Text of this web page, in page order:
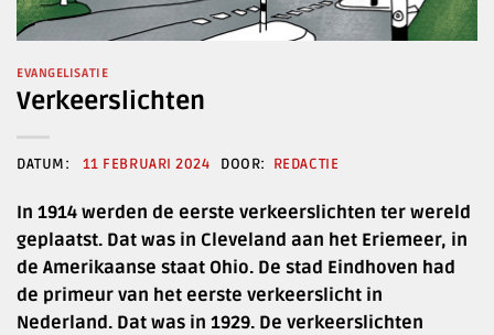
EVANGELISATIE
Verkeerslichten
11 FEBRUARI 2024 REDACTIE
In 1914 werden de eerste verkeerslichten ter wereld
geplaatst. Dat was in Cleveland aan het Eriemeer, in
de Amerikaanse staat Ohio. De stad Eindhoven had
de primeur van het eerste verkeerslicht in
Nederland. Dat was in 1929. De verkeerslichten